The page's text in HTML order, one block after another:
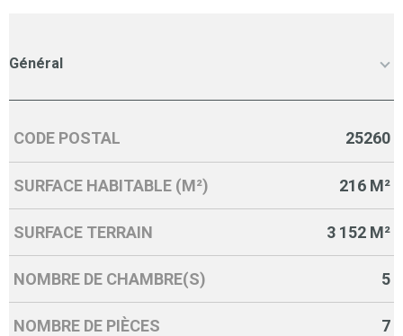
Général
Caractérisque Valeurs
CODE POSTAL 25260
SURFACE HABITABLE (M²) 216 M²
SURFACE TERRAIN 3 152 M²
NOMBRE DE CHAMBRE(S) 5
NOMBRE DE PIÈCES 7